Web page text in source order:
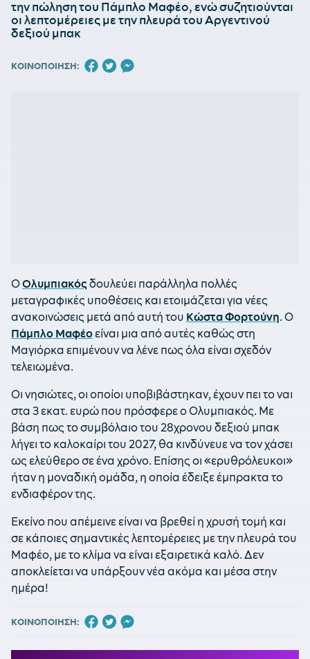
την πώληση του Πάμπλο Μαφέο, ενώ συζητιούνται
οι λεπτομέρειες με την πλευρά του Αργεντινού
δεξιού μπακ
ΚΟΙΝΟΠΟΙΗΣΗ:
ΟΟλυμπιακόςδουλεύει παράλληλα πολλές
μεταγραφικές υποθέσεις και ετοιμάζεται για νέες
ανακοινώσεις μετά από αυτή του Κώστα Φορτούνη. Ο
Πάμπλο Μαφέοείναι μια από αυτές καθώς στη
Μαγιόρκα επιμένουν να λένε πως όλα είναι σχεδόν
τελειωμένα.
Οι νησιώτες, οι οποίοι υποβιβάστηκαν, έχουν πει το ναι
στα 3 εκατ. ευρώ που πρόσφερε ο Ολυμπιακός. Με
βάση πως το συμβόλαιο του 28χρονου δεξιού μπακ
λήγει το καλοκαίρι του 2027, θα κινδύνευε να τον χάσει
ως ελεύθερο σε ένα χρόνο. Επίσης οι «ερυθρόλευκοι»
ήταν η μοναδική ομάδα, η οποία έδειξε έμπρακτα το
ενδιαφέρον της.
Εκείνο που απέμεινε είναι να βρεθεί η χρυσή τομή και
σε κάποιες σημαντικές λεπτομέρειες με την πλευρά του
Μαφέο, με το κλίμα να είναι εξαιρετικά καλό. Δεν
αποκλείεται να υπάρξουν νέα ακόμα και μέσα στην
ημέρα!
ΚΟΙΝΟΠΟΙΗΣΗ: